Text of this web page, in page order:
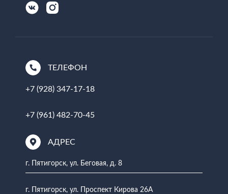
ТЕЛЕФОН
+7 (928) 347-17-18
+7 (961) 482-70-45
АДРЕС
г. Пятигорск, ул. Беговая, д. 8
г. Пятигорск, ул. Проспект Кирова 26А